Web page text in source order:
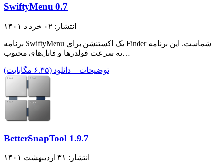
SwiftyMenu 0.7
انتشار: ۰۲ خرداد ۱۴۰۱
برنامه SwiftyMenu یک اکستنشن برای Finder شماست. این برنامه
به سرعت فولدر‌ها و فایل‌های محبوب…
توضیحات + دانلود (۶.۳۵ مگابایت)
BetterSnapTool 1.9.7
انتشار: ۳۱ اردیبهشت ۱۴۰۱